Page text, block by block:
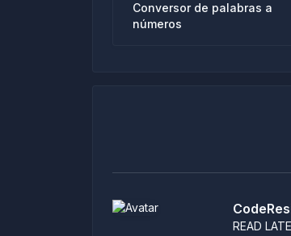
Conversor de palabras a
números
READ